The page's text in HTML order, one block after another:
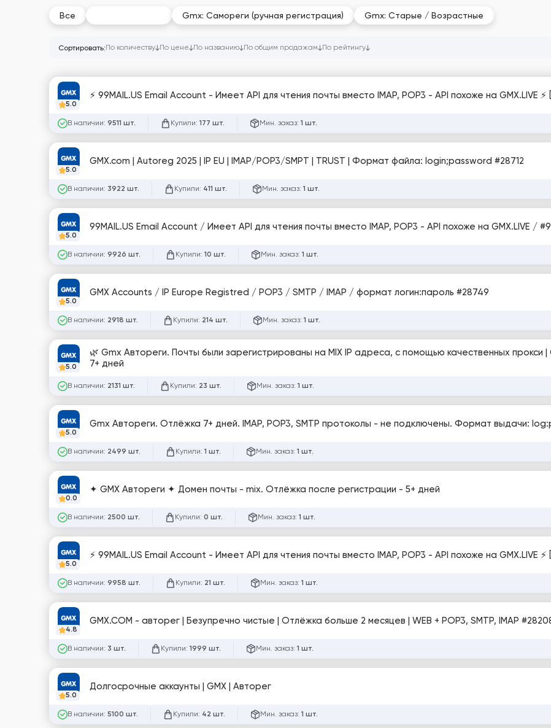
Все Gmx: Самореги (ручная регистрация) Gmx: Старые / Возрастные
Сортировать:По количеству По цене По названию По общим продажам По рейтингу
5.0
⚡ 99MAIL.US Email Account - Имеет API для чтения почты вместо IMAP, POP3 - API похоже на GMX.LIVE
В наличии: 9511 шт. Купили: 177 шт. Мин. заказ: 1 шт.
5.0
GMX.com | Autoreg 2025 | IP EU | IMAP/POP3/SMPT | TRUST | Формат файла: login;password #28712
В наличии: 3922 шт. Купили: 411 шт. Мин. заказ: 1 шт.
5.0
99MAIL.US Email Account / Имеет API для чтения почты вместо IMAP, POP3 - API похоже на GMX.LIVE /
В наличии: 9926 шт. Купили: 10 шт. Мин. заказ: 1 шт.
5.0
GMX Accounts / IP Europe Registred / POP3 / SMTP / IMAP / формат логин:пароль #28749
В наличии: 2918 шт. Купили: 214 шт. Мин. заказ: 1 шт.
5.0
🌿 Gmx Автореги. Почты были зарегистрированы на MIX IP адреса, с помощью качественных прокси
7+ дней
В наличии: 2131 шт. Купили: 23 шт. Мин. заказ: 1 шт.
5.0
Gmx Автореги. Отлёжка 7+ дней. IMAP, POP3, SMTP протоколы - не подключены. Формат выдачи:
В наличии: 2499 шт. Купили: 1 шт. Мин. заказ: 1 шт.
0.0
✦ GMX Автореги ✦ Домен почты - mix. Отлёжка после регистрации - 5+ дней
В наличии: 2500 шт. Купили: 0 шт. Мин. заказ: 1 шт.
5.0
⚡ 99MAIL.US Email Account - Имеет API для чтения почты вместо IMAP, POP3 - API похоже на GMX.LIVE ⚡
В наличии: 9958 шт. Купили: 21 шт. Мин. заказ: 1 шт.
4.8
GMX.COM - авторег | Безупречно чистые | Отлёжка больше 2 месяцев | WEB + POP3,
В наличии: 3 шт. Купили: 1999 шт. Мин. заказ: 1 шт.
5.0
Долгосрочные аккаунты | GMX | Авторег
В наличии: 5100 шт. Купили: 42 шт. Мин. заказ: 1 шт.